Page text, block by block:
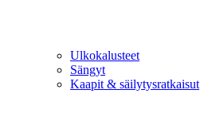
Ulkokalusteet
Sängyt
Kaapit & säilytysratkaisut